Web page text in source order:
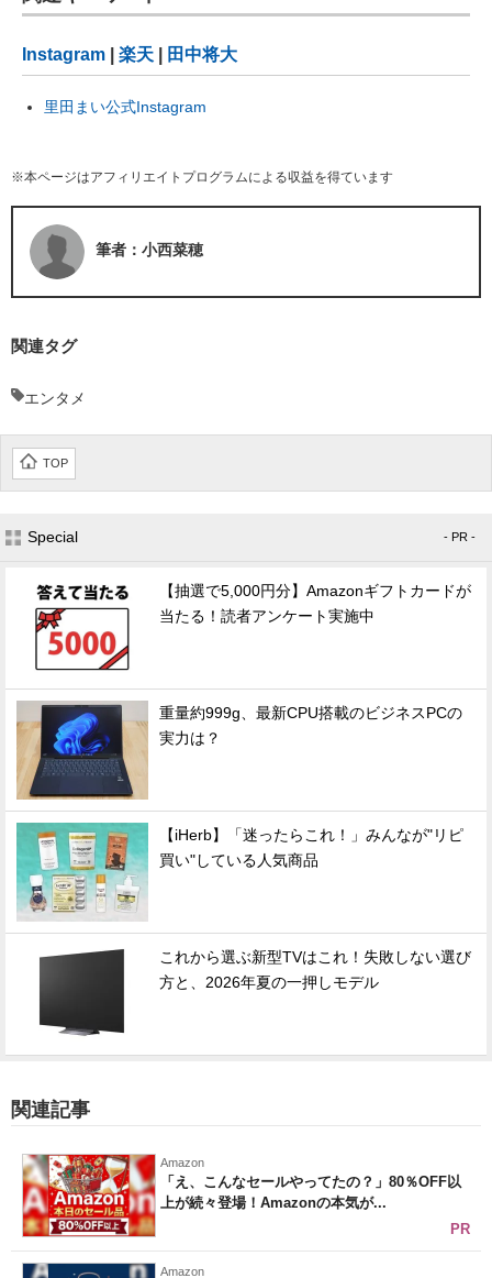
Instagram 楽天 田中将大
里田まい公式Instagram
※本ページはアフィリエイトプログラムによる収益を得ています
筆者：小西菜穂
関連タグ
エンタメ
TOP
Special - PR -
【抽選で5,000円分】Amazonギフトカードが
当たる！読者アンケート実施中
重量約999g、最新CPU搭載のビジネスPCの
実力は？
【iHerb】「迷ったらこれ！」みんなが"リピ
買い"している人気商品
これから選ぶ新型TVはこれ！失敗しない選び
方と、2026年夏の一押しモデル
関連記事
Amazon
「え、こんなセールやってたの？」80％OFF以
上が続々登場！Amazonの本気が...
PR
Amazon